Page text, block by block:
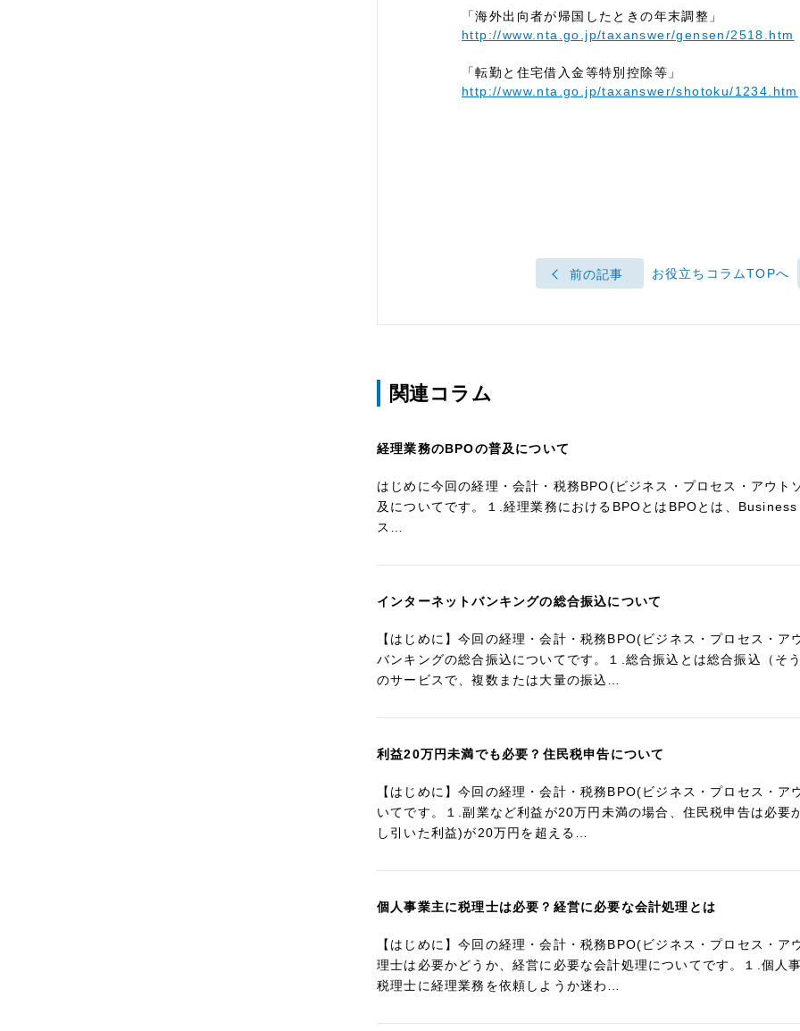
「海外出向者が帰国したときの年末調整」
http://www.nta.go.jp/taxanswer/gensen/2518.htm
「転勤と住宅借入金等特別控除等」
http://www.nta.go.jp/taxanswer/shotoku/1234.htm
前の記事 お役立ちコラムTOPへ
関連コラム
経理業務のBPOの普及について
はじめに今回の経理・会計・税務BPO(ビジネス・プロセス・アウ
及についてです。１.経理業務におけるBPOとはBPOとは、
ス…
インターネットバンキングの総合振込について
【はじめに】今回の経理・会計・税務BPO(ビジネス・プロセス・
バンキングの総合振込についてです。１.総合振込とは総合振込（そ
のサービスで、複数または大量の振込…
利益20万円未満でも必要？住民税申告について
【はじめに】今回の経理・会計・税務BPO(ビジネス・プロセス・
いてです。１.副業など利益が20万円未満の場合、住民税申告は必
し引いた利益)が20万円を超える…
個人事業主に税理士は必要？経営に必要な会計処理とは
【はじめに】今回の経理・会計・税務BPO(ビジネス・プロセス・
理士は必要かどうか、経営に必要な会計処理についてです。１.個人
税理士に経理業務を依頼しようか迷わ…